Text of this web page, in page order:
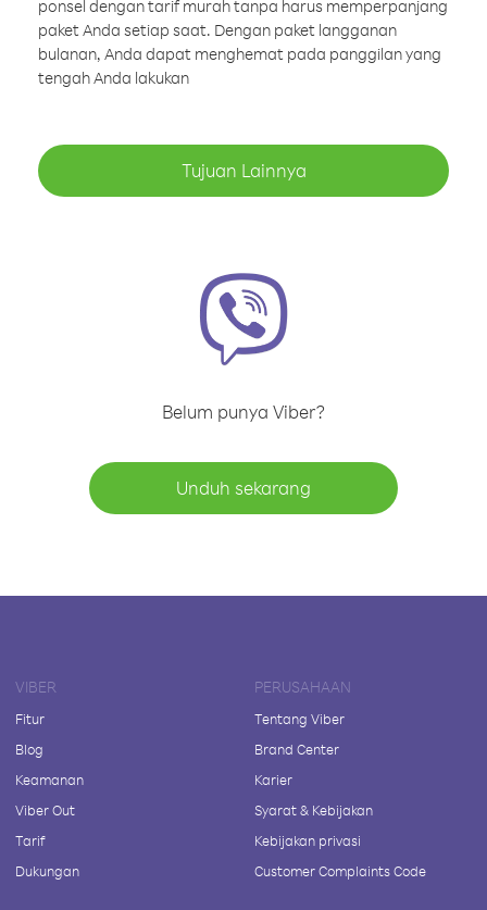
ponsel dengan tarif murah tanpa harus memperpanjang
paket Anda setiap saat. Dengan paket langganan
bulanan, Anda dapat menghemat pada panggilan yang
tengah Anda lakukan
Tujuan Lainnya
Belum punya Viber?
Unduh sekarang
VIBER
Fitur
Blog
Keamanan
Viber Out
Tarif
Dukungan
PERUSAHAAN
Tentang Viber
Brand Center
Karier
Syarat & Kebijakan
Kebijakan privasi
Customer Complaints Code